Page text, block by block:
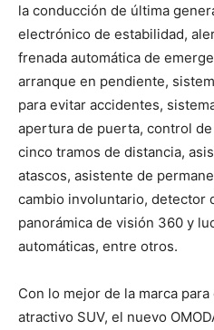
la conducción de última
electrónico de estabilidad,
frenada automática de
arranque en pendiente,
para evitar accidentes,
apertura de puerta, control
cinco tramos de distancia,
atascos, asistente de
cambio involuntario, detector
panorámica de visión 360 y
automáticas, entre otros.
Con lo mejor de la marca
atractivo SUV, el nuevo